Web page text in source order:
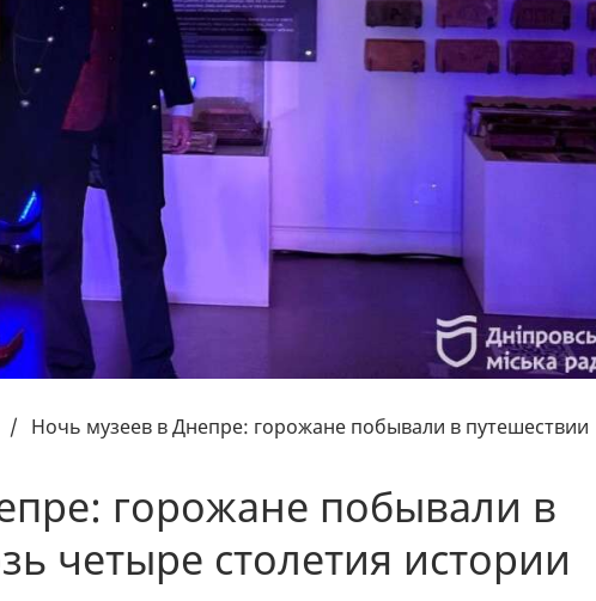
/ Ночь музеев в Днепре: горожане побывали в путешествии
горожане побывали в
четыре столетия истории